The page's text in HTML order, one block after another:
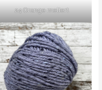
24 Orange meliert